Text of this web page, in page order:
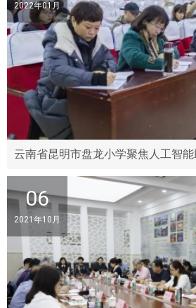
2022年01月
06
2021年10月